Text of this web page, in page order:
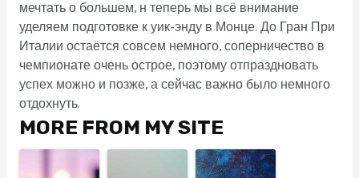
мечтать о большем, н теперь мы всё внимание
уделяем подготовке к уик-энду в Монце. До Гран При
Италии остаётся совсем немного, соперничество в
чемпионате очень острое, поэтому отпраздновать
успех можно и позже, а сейчас важно было немного
отдохнуть.
MORE FROM MY SITE